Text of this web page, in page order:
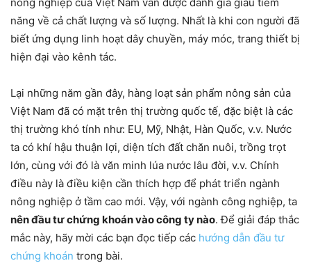
năng về cả chất lượng và số lượng. Nhất là khi con người đã
biết ứng dụng linh hoạt dây chuyền, máy móc, trang thiết bị
hiện đại vào kênh tác.
Lại những năm gần đây, hàng loạt sản phẩm nông sản của
Việt Nam đã có mặt trên thị trường quốc tế, đặc biệt là các
thị trường khó tính như: EU, Mỹ, Nhật, Hàn Quốc, v.v. Nước
ta có khí hậu thuận lợi, diện tích đất chăn nuôi, trồng trọt
lớn, cùng với đó là văn minh lúa nước lâu đời, v.v. Chính
điều này là điều kiện cần thích hợp để phát triển ngành
nông nghiệp ở tầm cao mới. Vậy, với ngành công nghiệp, ta
nên đầu tư chứng khoán vào công ty nào. Để giải đáp thắc
mắc này, hãy mời các bạn đọc tiếp các hướng dẫn đầu tư
chứng khoán trong bài.